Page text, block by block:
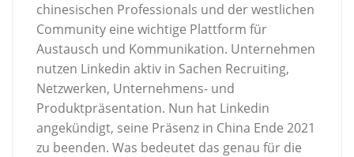
chinesischen Professionals und der westlichen
Community eine wichtige Plattform für
Austausch und Kommunikation. Unternehmen
nutzen Linkedin aktiv in Sachen Recruiting,
Netzwerken, Unternehmens- und
Produktpräsentation. Nun hat Linkedin
angekündigt, seine Präsenz in China Ende 2021
zu beenden. Was bedeutet das genau für die